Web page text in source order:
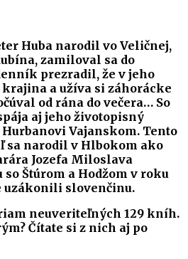
Huba narodil vo Veličnej,
zamiloval sa do
prezradil, že v jeho
a užíva si záhorácke
od rána do večera… So
aj jeho životopisný
Vajanskom. Tento
sa narodil v Hlbokom ako
Jozefa Miloslava
Štúrom a Hodžom v roku
uzákonili slovenčinu.
neuveriteľných 129 kníh.
Čítate si z nich aj po